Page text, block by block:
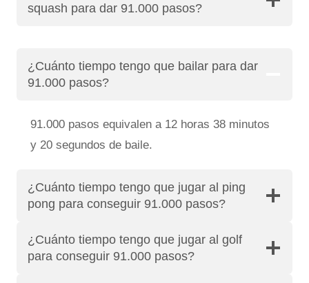
squash para dar 91.000 pasos?
¿Cuánto tiempo tengo que bailar para dar
91.000 pasos?
91.000 pasos equivalen a 12 horas 38 minutos
y 20 segundos de baile.
¿Cuánto tiempo tengo que jugar al ping
pong para conseguir 91.000 pasos?
¿Cuánto tiempo tengo que jugar al golf
para conseguir 91.000 pasos?